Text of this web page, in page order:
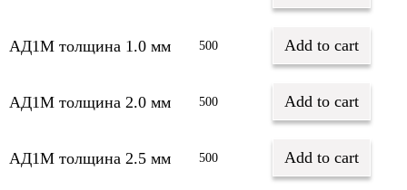
АД1М толщина 1.0 мм 500 Add to cart
АД1М толщина 2.0 мм 500 Add to cart
АД1М толщина 2.5 мм 500 Add to cart